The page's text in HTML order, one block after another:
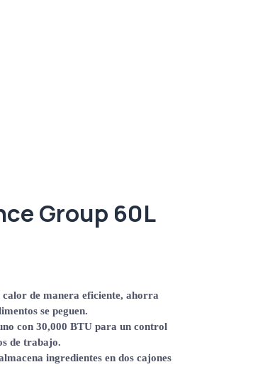
Group 60L
calor de manera eficiente, ahorra
se peguen.
con 30,000 BTU para un control
de trabajo.
ingredientes en dos cajones